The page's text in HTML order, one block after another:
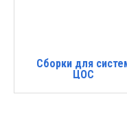
Сборки для
ЦОС